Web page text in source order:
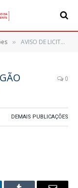
» AVISO DE LICITAÇÃO – PREGÃO ELETRONICO Nº 077/2023
0
DEMAIS PUBLICAÇÕES